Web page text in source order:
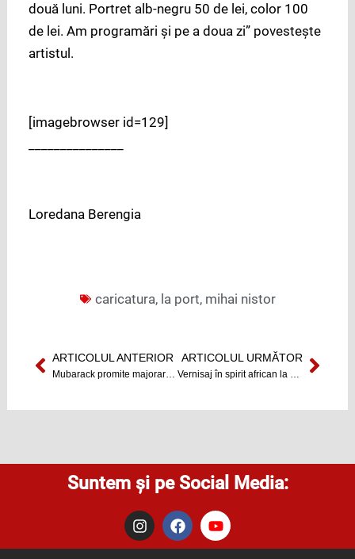
două luni. Portret alb-negru 50 de lei, color 100
de lei. Am programări și pe a doua zi” povestește
artistul.
[imagebrowser id=129]
Loredana Berengia
caricatura, la port, mihai nistor
Prev
ARTICOLUL ANTERIOR ARTICOLUL URMĂTORNext
Suntem și pe Social Media:
I
n
s
F
a
c
Y
o
u